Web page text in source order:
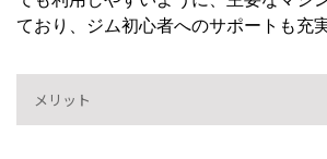
ており、ジム初心者へのサポートも充
メリット